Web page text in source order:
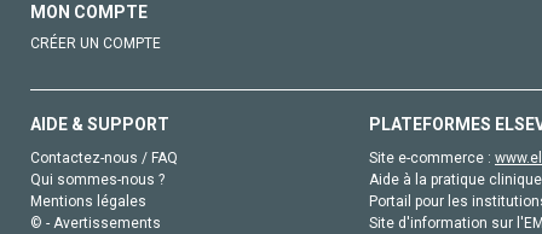
MON COMPTE
CRÉER UN COMPTE
AIDE & SUPPORT
Contactez-nous / FAQ
Qui sommes-nous ?
Mentions légales
© - Avertissements
PLATEFORMES
Site e-commerce :
Aide à la pratique
Portail pour les
Site d'information sur